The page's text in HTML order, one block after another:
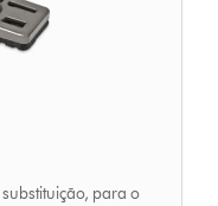
para o